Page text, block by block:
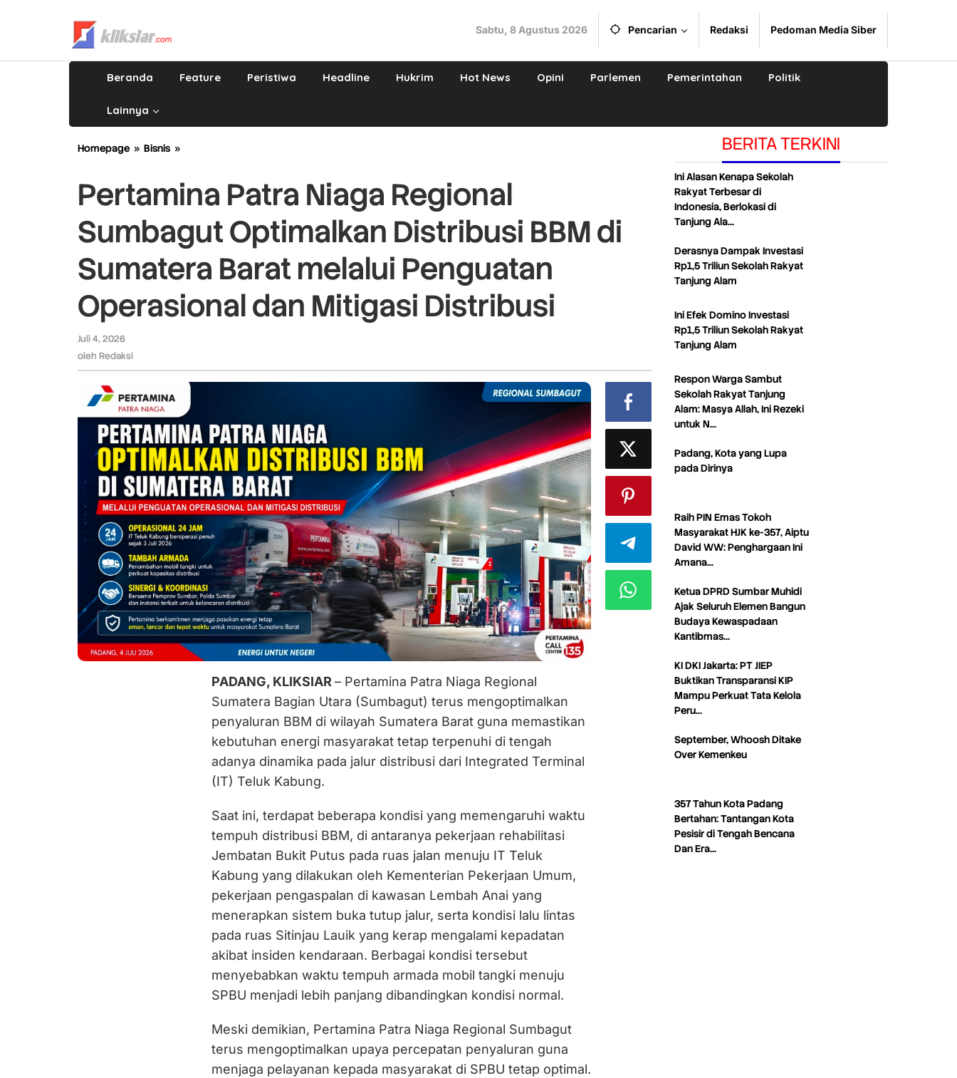
Sabtu, 8 Agustus 2026 Pencarian Redaksi Pedoman Media Siber
Beranda Feature Peristiwa Headline Hukrim Hot News Opini Parlemen Pemerintahan Politik
Lainnya
Homepage » Bisnis »
Regional
Sumbagut
Optimalkan
Distribusi
BBM
di
Sumatera
Barat
melalui
Mitigasi
Distribusi
Pertamina Patra Niaga Regional
Sumbagut Optimalkan Distribusi BBM di
Sumatera Barat melalui Penguatan
Operasional dan Mitigasi Distribusi
Juli 4, 2026
Redaksi
oleh Redaksi
PADANG, KLIKSIAR – Pertamina Patra Niaga Regional
Sumatera Bagian Utara (Sumbagut) terus mengoptimalkan
penyaluran BBM di wilayah Sumatera Barat guna memastikan
kebutuhan energi masyarakat tetap terpenuhi di tengah
adanya dinamika pada jalur distribusi dari Integrated Terminal
(IT) Teluk Kabung.
Saat ini, terdapat beberapa kondisi yang memengaruhi waktu
tempuh distribusi BBM, di antaranya pekerjaan rehabilitasi
Jembatan Bukit Putus pada ruas jalan menuju IT Teluk
Kabung yang dilakukan oleh Kementerian Pekerjaan Umum,
pekerjaan pengaspalan di kawasan Lembah Anai yang
menerapkan sistem buka tutup jalur, serta kondisi lalu lintas
pada ruas Sitinjau Lauik yang kerap mengalami kepadatan
akibat insiden kendaraan. Berbagai kondisi tersebut
menyebabkan waktu tempuh armada mobil tangki menuju
SPBU menjadi lebih panjang dibandingkan kondisi normal.
Meski demikian, Pertamina Patra Niaga Regional Sumbagut
terus mengoptimalkan upaya percepatan penyaluran guna
menjaga pelayanan kepada masyarakat di SPBU tetap optimal.
BERITA TERKINI
Ini Alasan Kenapa Sekolah
Rakyat Terbesar di
Indonesia, Berlokasi di
Tanjung Ala…
Derasnya Dampak Investasi
Rp1,5 Triliun Sekolah Rakyat
Tanjung Alam
Ini Efek Domino Investasi
Rp1,5 Triliun Sekolah Rakyat
Tanjung Alam
Respon Warga Sambut
Sekolah Rakyat Tanjung
Alam: Masya Allah, Ini Rezeki
untuk N…
Padang, Kota yang Lupa
pada Dirinya
Raih PIN Emas Tokoh
Masyarakat HJK ke-357, Aiptu
David WW: Penghargaan Ini
Amana…
Ketua DPRD Sumbar Muhidi
Ajak Seluruh Elemen Bangun
Budaya Kewaspadaan
Kantibmas…
KI DKI Jakarta: PT JIEP
Buktikan Transparansi KIP
Mampu Perkuat Tata Kelola
Peru…
September, Whoosh Ditake
Over Kemenkeu
357 Tahun Kota Padang
Bertahan: Tantangan Kota
Pesisir di Tengah Bencana
Dan Era…